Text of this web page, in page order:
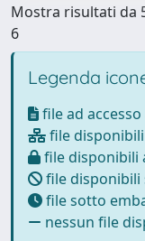
Mostra risultati da
6
Legenda
file ad
file
file disponibili
file
file sotto
nessun file